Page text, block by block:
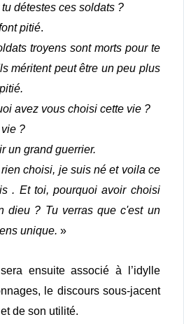
tu détestes ces soldats ?
pitié.
troyens sont morts pour te
méritent peut être un peu plus
avez vous choisi cette vie ?
?
un grand guerrier.
choisi, je suis né et voila ce
. Et toi, pourquoi avoir choisi
dieu ? Tu verras que c'est un
unique. »
ensuite associé à l’idylle
le discours sous-jacent
de son utilité.